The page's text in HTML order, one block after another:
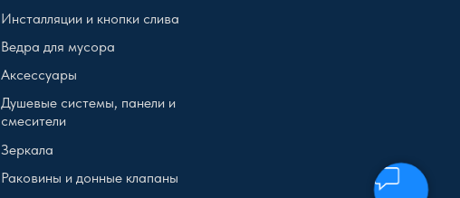
Инсталляции и кнопки слива
Ведра для мусора
Аксессуары
Душевые системы, панели и
смесители
Зеркала
Раковины и донные клапаны